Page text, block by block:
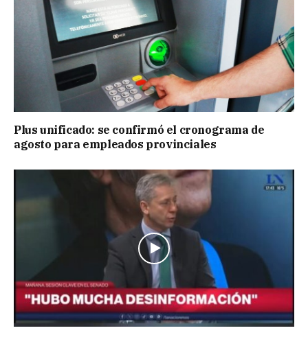
Plus unificado: se confirmó el cronograma de
agosto para empleados provinciales